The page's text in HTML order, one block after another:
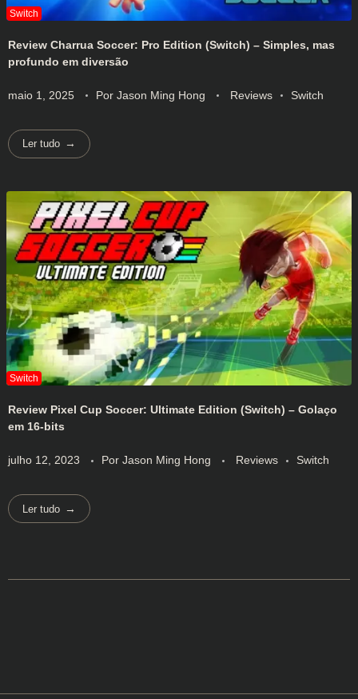
Review Charrua Soccer: Pro Edition (Switch) – Simples, mas
profundo em diversão
maio 1, 2025 Por Jason Ming Hong Reviews Switch
Ler tudo
Review Pixel Cup Soccer: Ultimate Edition (Switch) – Golaço
em 16-bits
julho 12, 2023 Por Jason Ming Hong Reviews Switch
Ler tudo